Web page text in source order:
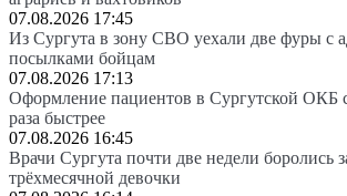
07.08.2026 17:45
Из Сургута в зону СВО уехали две фуры с
посылками бойцам
07.08.2026 17:13
Оформление пациентов в Сургутской ОКБ
раза быстрее
07.08.2026 16:45
Врачи Сургута почти две недели боролись
трёхмесячной девочки